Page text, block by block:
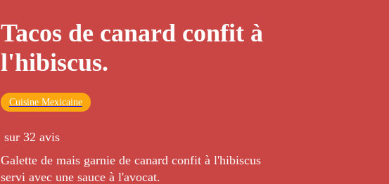
Tacos de canard confit à
l'hibiscus.
Cuisine Mexicaine
sur 32 avis
Galette de mais garnie de canard confit à l'hibiscus
servi avec une sauce à l'avocat.